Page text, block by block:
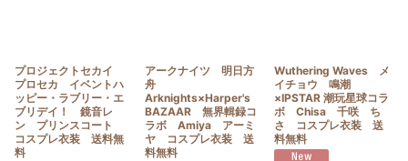
プロジェクトセカイ
プロセカ イベントハ
ッピー・ラブリー・エ
ブリデイ！ 鏡音レ
ン プリンスコート
コスプレ衣装 送料無
料
アークナイツ 明日方
舟
Arknights×Harper's
BAZAAR 無界輯録コ
ラボ Amiya アーミ
ヤ コスプレ衣装 送
料無料
Wuthering Waves メ
イチョウ 鳴潮
×IPSTAR 潮玩星球コラ
ボ Chisa 千咲 ち
さ コスプレ衣装 送
料無料